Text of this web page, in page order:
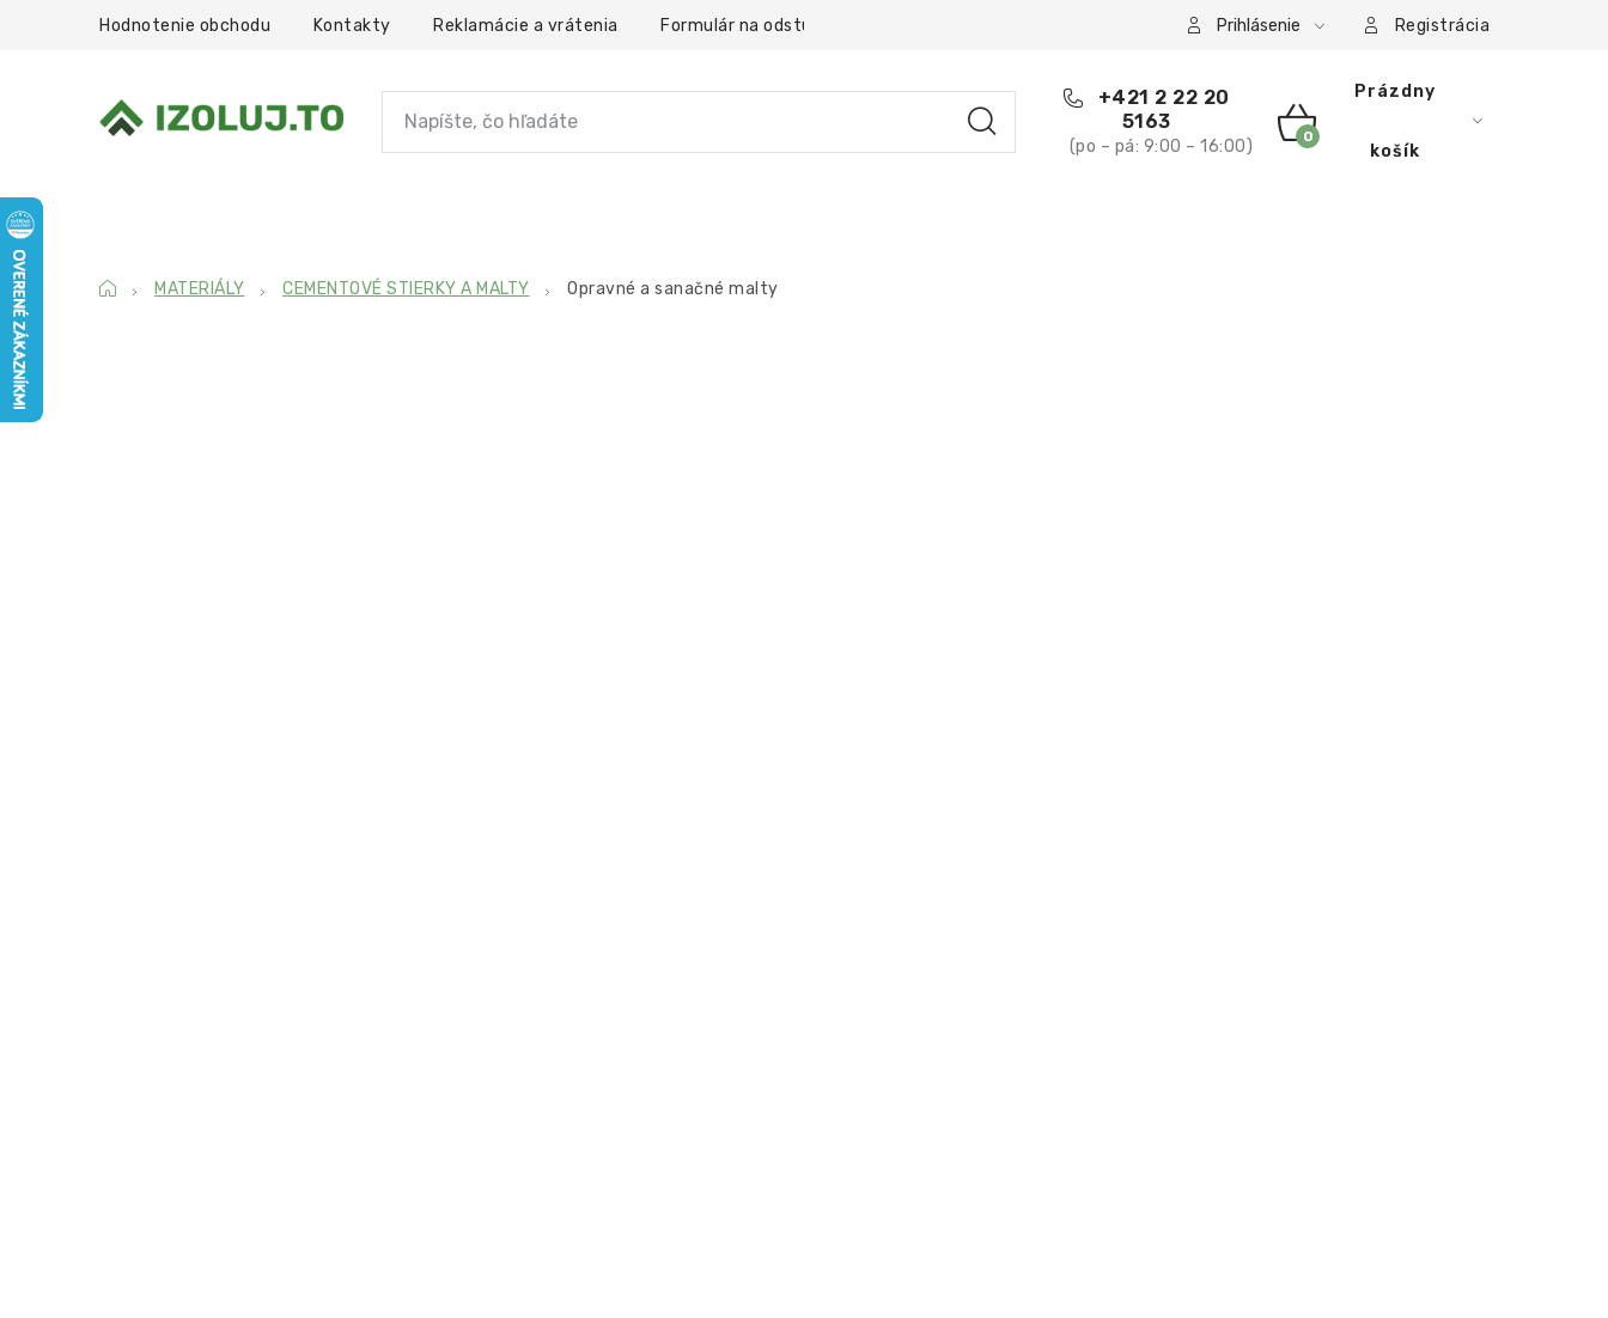
Hodnotenie obchodu Kontakty Reklamácie a vrátenia Formulár na odstúpenie od zmluvy Podmienky ochrany osobných údajov
Prihlásenie Registrácia
+421 2 22 20
5163
(po – pá: 9:00 – 16:00) NÁKUPNÝ
Prázdny
košík
DomovMATERIÁLY CEMENTOVÉ STIERKY A MALTY Opravné a sanačné malty